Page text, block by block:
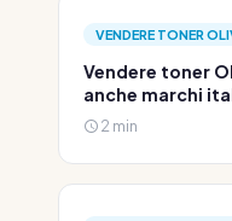
VENDERE TONER
Vendere toner
anche marchi
2 min